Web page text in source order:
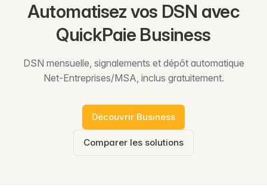
Automatisez vos DSN avec
QuickPaie Business
DSN mensuelle, signalements et dépôt automatique
Net-Entreprises/MSA, inclus gratuitement.
Découvrir Business
Comparer les solutions